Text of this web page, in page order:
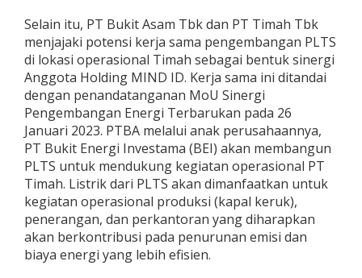
Selain itu, PT Bukit Asam Tbk dan PT Timah Tbk
menjajaki potensi kerja sama pengembangan PLTS
di lokasi operasional Timah sebagai bentuk sinergi
Anggota Holding MIND ID. Kerja sama ini ditandai
dengan penandatanganan MoU Sinergi
Pengembangan Energi Terbarukan pada 26
Januari 2023. PTBA melalui anak perusahaannya,
PT Bukit Energi Investama (BEI) akan membangun
PLTS untuk mendukung kegiatan operasional PT
Timah. Listrik dari PLTS akan dimanfaatkan untuk
kegiatan operasional produksi (kapal keruk),
penerangan, dan perkantoran yang diharapkan
akan berkontribusi pada penurunan emisi dan
biaya energi yang lebih efisien.